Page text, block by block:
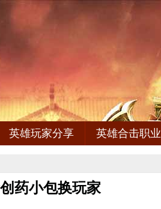
英雄玩家分享 英雄合击职业
药小包换玩家